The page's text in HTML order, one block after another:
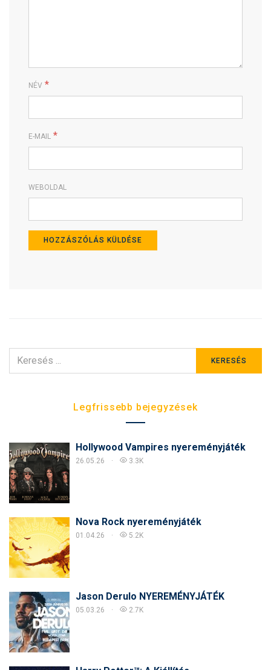
NÉV *
E-MAIL *
WEBOLDAL
ERRE:
KERESÉS
Legfrissebb bejegyzések
Hollywood Vampires nyereményjáték
26.05.26 3.3K
Nova Rock nyereményjáték
01.04.26 5.2K
Jason Derulo NYEREMÉNYJÁTÉK
05.03.26 2.7K